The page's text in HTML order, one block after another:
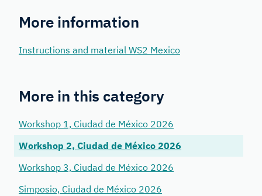
More information
Instructions and material WS2 Mexico
More in this category
Workshop 1, Ciudad de México 2026
Workshop 2, Ciudad de México 2026
Workshop 3, Ciudad de México 2026
Simposio, Ciudad de México 2026